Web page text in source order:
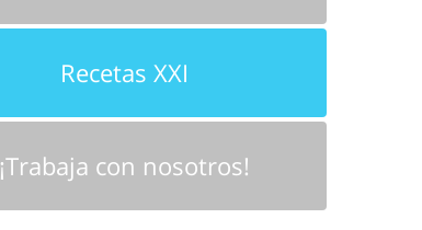
Recetas XXI
¡Trabaja con nosotros!